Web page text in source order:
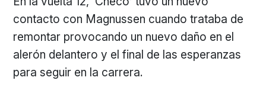
contacto con Magnussen cuando trataba de
remontar provocando un nuevo daño en el
alerón delantero y el final de las esperanzas
para seguir en la carrera.